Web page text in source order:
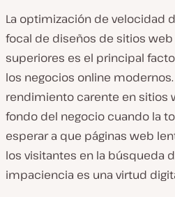
La optimización de velocidad
focal de diseños de sitios
superiores es el principal
los negocios online
rendimiento carente en sitios
fondo del negocio cuando la
esperar a que páginas web
los visitantes en la búsqueda
impaciencia es una virtud